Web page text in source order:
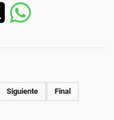
Siguiente Final